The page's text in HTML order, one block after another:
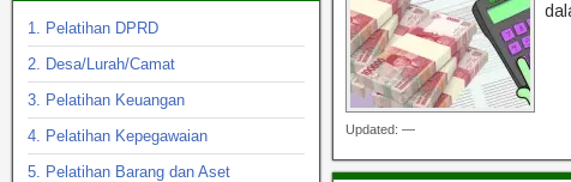
Updated: —
1. Pelatihan DPRD
2. Desa/Lurah/Camat
3. Pelatihan Keuangan
4. Pelatihan Kepegawaian
5. Pelatihan Barang dan Aset